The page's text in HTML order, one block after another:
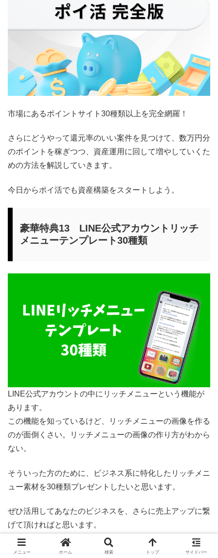
市場にあるポイントサイト30種類以上を完全網羅！
さらにどうやって還元率のいい案件を見つけて、数万円分
のポイントを稼ぎつつ、資産運用に回して増やしていくた
めの方法を解説していきます。
今日からポイ活でも資産構築をスタートしよう。
豪華特典13 LINE公式アカウントリッチ
メニューテンプレート30種類
LINE公式アカウントの中にリッチメニューという機能が
あります。
この機能を知っているけど、リッチメニューの画像を作る
のが面倒くさい。リッチメニューの画像の作り方がわから
ない。
そういった方のために、ビジネス系に特化したリッチメニ
ュー素材を30種類プレゼントしたいと思います。
ぜひ活用してあなたのビジネスを、さらに売上アップに繋
げて頂ければと思います。
メニュー ホーム 検索 トップ サイドバー